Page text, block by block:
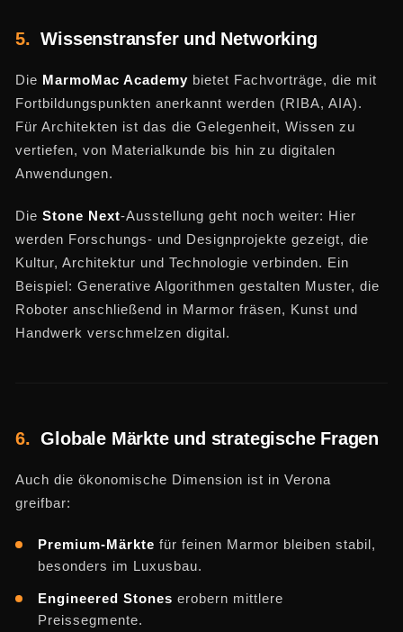
5. Wissenstransfer und Networking
Die MarmoMac Academy bietet Fachvorträge, die mit
Fortbildungspunkten anerkannt werden (RIBA, AIA).
Für Architekten ist das die Gelegenheit, Wissen zu
vertiefen, von Materialkunde bis hin zu digitalen
Anwendungen.
DieStone Next-Ausstellung geht noch weiter: Hier
werden Forschungs- und Designprojekte gezeigt, die
Kultur, Architektur und Technologie verbinden. Ein
Beispiel: Generative Algorithmen gestalten Muster, die
Roboter anschließend in Marmor fräsen, Kunst und
Handwerk verschmelzen digital.
6. Globale Märkte und strategische Fragen
Auch die ökonomische Dimension ist in Verona
greifbar:
Premium-Märkte für feinen Marmor bleiben stabil,
besonders im Luxusbau.
Engineered Stones erobern mittlere
Preissegmente.